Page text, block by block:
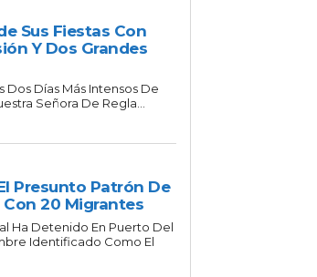
Sus Fiestas Con
Y Dos Grandes
Dos Días Más Intensos De
Señora De Regla...
Presunto Patrón De
Con 20 Migrantes
Ha Detenido En Puerto Del
Identificado Como El